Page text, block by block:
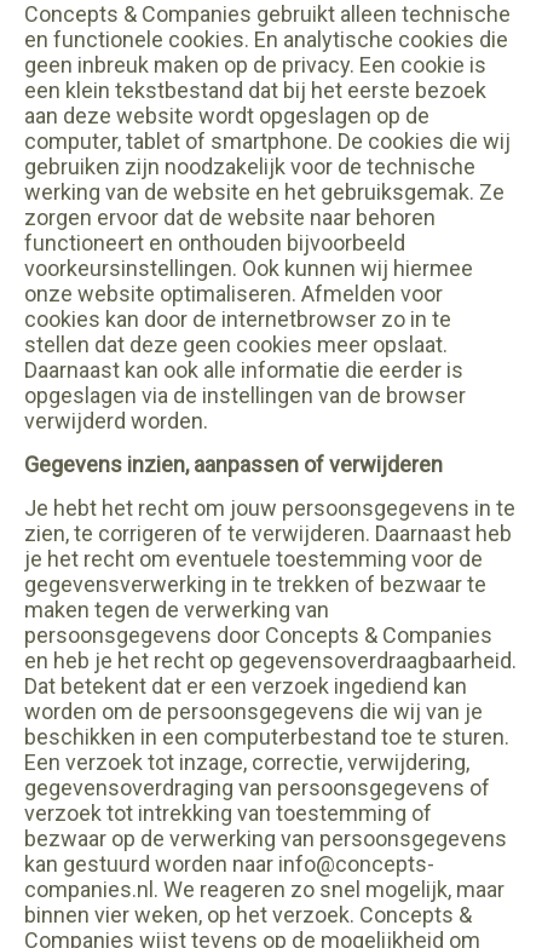
Concepts & Companies gebruikt alleen technische
en functionele cookies. En analytische cookies die
geen inbreuk maken op de privacy. Een cookie is
een klein tekstbestand dat bij het eerste bezoek
aan deze website wordt opgeslagen op de
computer, tablet of smartphone. De cookies die wij
gebruiken zijn noodzakelijk voor de technische
werking van de website en het gebruiksgemak. Ze
zorgen ervoor dat de website naar behoren
functioneert en onthouden bijvoorbeeld
voorkeursinstellingen. Ook kunnen wij hiermee
onze website optimaliseren. Afmelden voor
cookies kan door de internetbrowser zo in te
stellen dat deze geen cookies meer opslaat.
Daarnaast kan ook alle informatie die eerder is
opgeslagen via de instellingen van de browser
verwijderd worden.
Gegevens inzien, aanpassen of verwijderen
Je hebt het recht om jouw persoonsgegevens in te
zien, te corrigeren of te verwijderen. Daarnaast heb
je het recht om eventuele toestemming voor de
gegevensverwerking in te trekken of bezwaar te
maken tegen de verwerking van
persoonsgegevens door Concepts & Companies
en heb je het recht op gegevensoverdraagbaarheid.
Dat betekent dat er een verzoek ingediend kan
worden om de persoonsgegevens die wij van je
beschikken in een computerbestand toe te sturen.
Een verzoek tot inzage, correctie, verwijdering,
gegevensoverdraging van persoonsgegevens of
verzoek tot intrekking van toestemming of
bezwaar op de verwerking van persoonsgegevens
kan gestuurd worden naar info@concepts-
companies.nl. We reageren zo snel mogelijk, maar
binnen vier weken, op het verzoek. Concepts &
Companies wijst tevens op de mogelijkheid om